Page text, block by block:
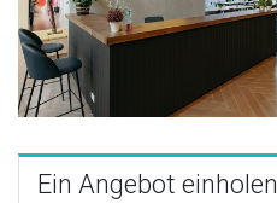
Ein Angebot einholen